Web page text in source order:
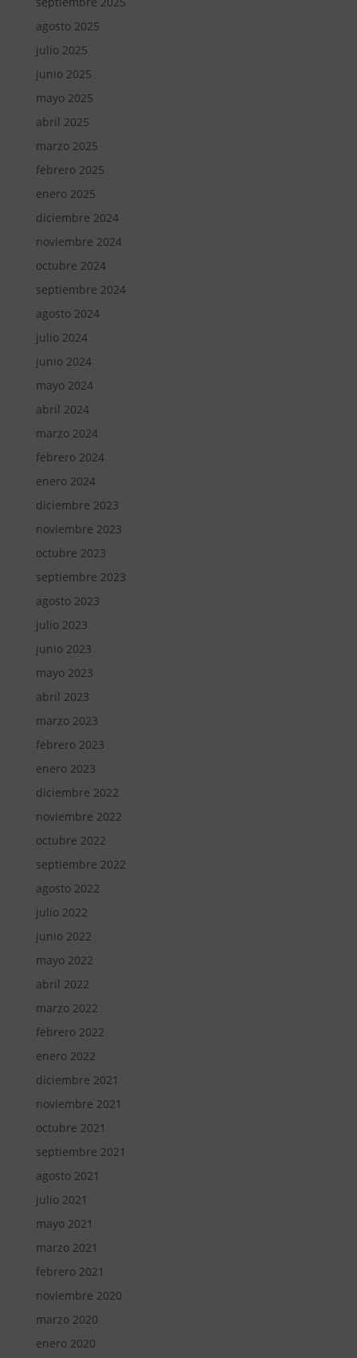
agosto 2025
julio 2025
junio 2025
mayo 2025
abril 2025
marzo 2025
febrero 2025
enero 2025
diciembre 2024
noviembre 2024
octubre 2024
septiembre 2024
agosto 2024
julio 2024
junio 2024
mayo 2024
abril 2024
marzo 2024
febrero 2024
enero 2024
diciembre 2023
noviembre 2023
octubre 2023
septiembre 2023
agosto 2023
julio 2023
junio 2023
mayo 2023
abril 2023
marzo 2023
febrero 2023
enero 2023
diciembre 2022
noviembre 2022
octubre 2022
septiembre 2022
agosto 2022
julio 2022
junio 2022
mayo 2022
abril 2022
marzo 2022
febrero 2022
enero 2022
diciembre 2021
noviembre 2021
octubre 2021
septiembre 2021
agosto 2021
julio 2021
mayo 2021
marzo 2021
febrero 2021
noviembre 2020
marzo 2020
enero 2020